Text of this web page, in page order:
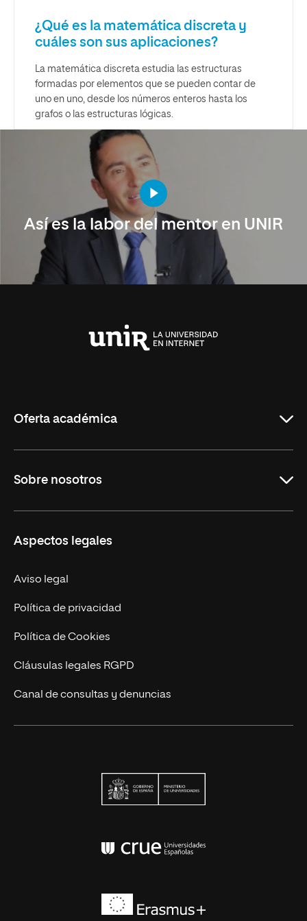
¿Qué es la matemática discreta y
cuáles son sus aplicaciones?
La matemática discreta estudia las estructuras
formadas por elementos que se pueden contar de
uno en uno, desde los números enteros hasta los
grafos o las estructuras lógicas.
Así es la labor del mentor en UNIR
Oferta académica
Maestrías
Educación Continuada
Sobre nosotros
Trabaja en UNIR
Actualidad
Contacto
Aspectos legales
Aviso legal
Política de privacidad
Política de Cookies
Cláusulas legales RGPD
Canal de consultas y denuncias
Conferencia de